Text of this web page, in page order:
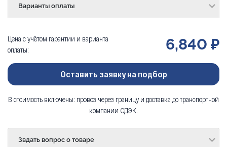
Варианты оплаты
Цена с учётом гарантии и варианта
оплаты:
6,840 ₽
Оставить заявку на подбор
В стоимость включены: провоз через границу и доставка до транспортной
компании СДЭК.
Звдать вопрос о товаре